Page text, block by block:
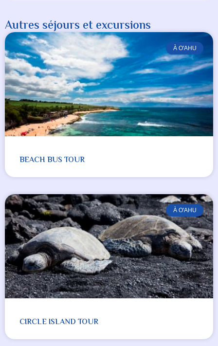
Autres séjours et excursions
À O'AHU
BEACH BUS TOUR
À O'AHU
CIRCLE ISLAND TOUR